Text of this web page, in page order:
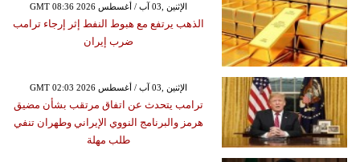
GMT 08:36 2026 الإثنين ,03 آب / أغسطس
الذهب يرتفع مع هبوط النفط إثر إرجاء ترامب
ضرب إيران
GMT 02:03 2026 الإثنين ,03 آب / أغسطس
ترامب يتحدث عن اتفاق مرتقب بشأن مضيق
هرمز والبرنامج النووي الإيراني وطهران تنفي
طلب مهلة